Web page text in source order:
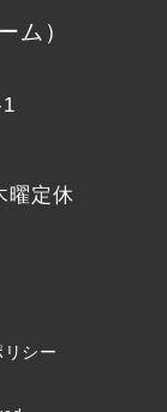
ム）
曜定休
シー